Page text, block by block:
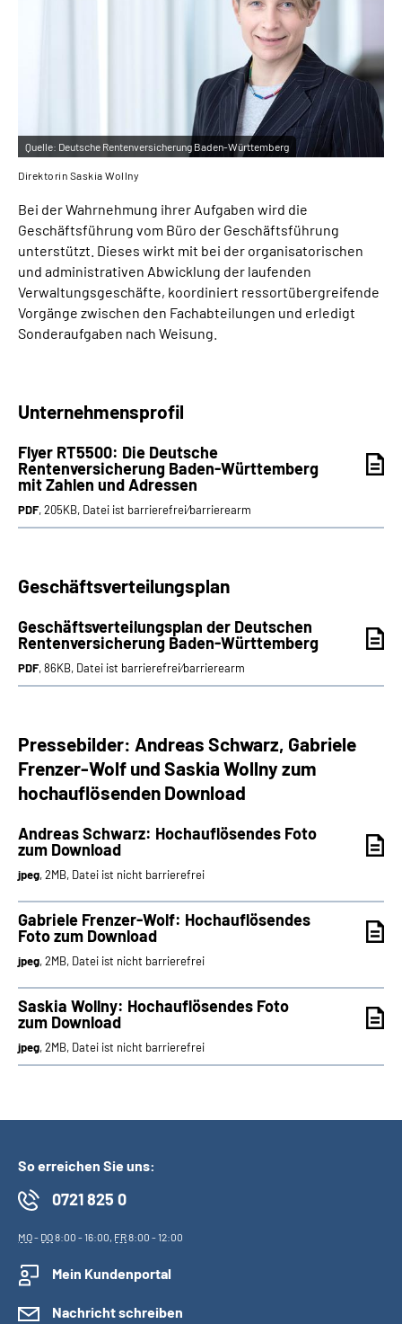
Quelle: Deutsche Rentenversicherung Baden-Württemberg
Direktorin Saskia Wollny
Bei der Wahrnehmung ihrer Aufgaben wird die
Geschäftsführung vom Büro der Geschäftsführung
unterstützt. Dieses wirkt mit bei der organisatorischen
und administrativen Abwicklung der laufenden
Verwaltungsgeschäfte, koordiniert ressortübergreifende
Vorgänge zwischen den Fachabteilungen und erledigt
Sonderaufgaben nach Weisung.
Unternehmensprofil
Flyer RT5500: Die Deutsche
Rentenversicherung Baden-Württemberg
mit Zahlen und Adressen
PDF, 205KB, Datei ist barrierefrei⁄barrierearm
Geschäftsverteilungsplan
Geschäftsverteilungsplan der Deutschen
Rentenversicherung Baden-Württemberg
PDF, 86KB, Datei ist barrierefrei⁄barrierearm
Pressebilder: Andreas Schwarz, Gabriele
Frenzer-Wolf und Saskia Wollny zum
hochauflösenden Download
Andreas Schwarz: Hochauflösendes Foto
zum Download
jpeg, 2MB, Datei ist nicht barrierefrei
Gabriele Frenzer-Wolf: Hochauflösendes
Foto zum Download
jpeg, 2MB, Datei ist nicht barrierefrei
Saskia Wollny: Hochauflösendes Foto
zum Download
jpeg, 2MB, Datei ist nicht barrierefrei
So erreichen Sie uns:
0721 825 0
MO- DO8:00 - 16:00, FR8:00 - 12:00
Mein Kundenportal
Nachricht schreiben